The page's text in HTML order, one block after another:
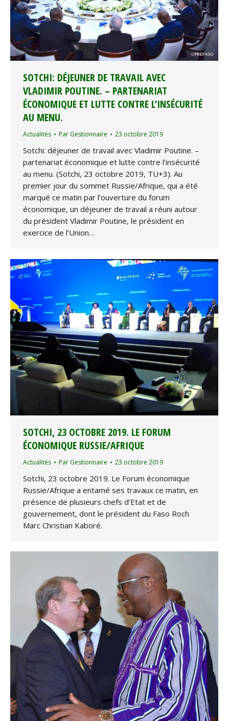
SOTCHI: DÉJEUNER DE TRAVAIL AVEC
VLADIMIR POUTINE. – PARTENARIAT
ÉCONOMIQUE ET LUTTE CONTRE L’INSÉCURITÉ
AU MENU.
Actualités Par Gestionnaire 23 octobre 2019
Sotchi: déjeuner de travail avec Vladimir Poutine. –
partenariat économique et lutte contre l’insécurité
au menu. (Sotchi, 23 octobre 2019, TU+3). Au
premier jour du sommet Russie/Afrique, qui a été
marqué ce matin par l’ouverture du forum
économique, un déjeuner de travail a réuni autour
du président Vladimir Poutine, le président en
exercice de l’Union…
SOTCHI, 23 OCTOBRE 2019. LE FORUM
ÉCONOMIQUE RUSSIE/AFRIQUE
Actualités Par Gestionnaire 23 octobre 2019
Sotchi, 23 octobre 2019. Le Forum économique
Russie/Afrique a entamé ses travaux ce matin, en
présence de plusieurs chefs d’Etat et de
gouvernement, dont le président du Faso Roch
Marc Christian Kaboré.